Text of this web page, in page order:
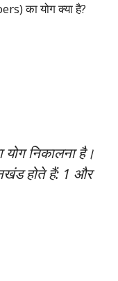
का योग क्या है?
निकालना है।
होते हैं: 1 और